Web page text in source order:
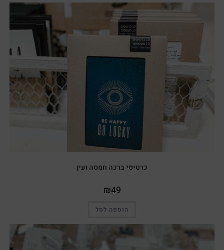
כרטיסי ברכה חמסה ועין
₪49
הוספה לסל